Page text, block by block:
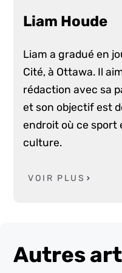
Liam Houde
Liam a gradué en
Cité, à Ottawa. Il
rédaction avec sa
et son objectif est
endroit où ce sport
culture.
VOIR PLUS
Autres